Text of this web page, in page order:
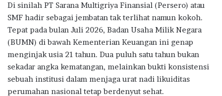
Di sinilah PT Sarana Multigriya Finansial (Persero) atau
SMF hadir sebagai jembatan tak terlihat namun kokoh.
Tepat pada bulan Juli 2026, Badan Usaha Milik Negara
(BUMN) di bawah Kementerian Keuangan ini genap
menginjak usia 21 tahun. Dua puluh satu tahun bukan
sekadar angka kematangan, melainkan bukti konsistensi
sebuah institusi dalam menjaga urat nadi likuiditas
perumahan nasional tetap berdenyut sehat.